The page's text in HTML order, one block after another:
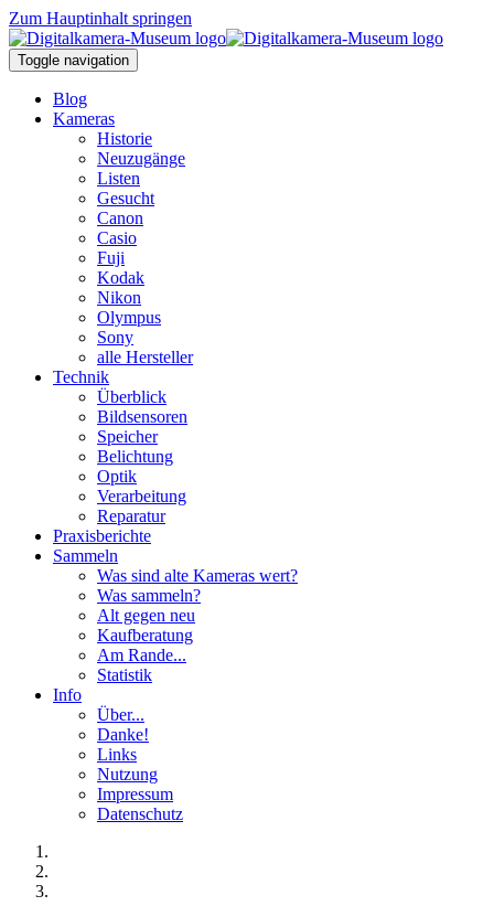
Zum Hauptinhalt springen
Toggle navigation
Blog
Kameras
Historie
Neuzugänge
Listen
Gesucht
Canon
Casio
Fuji
Kodak
Nikon
Olympus
Sony
alle Hersteller
Technik
Überblick
Bildsensoren
Speicher
Belichtung
Optik
Verarbeitung
Reparatur
Praxisberichte
Sammeln
Was sind alte Kameras wert?
Was sammeln?
Alt gegen neu
Kaufberatung
Am Rande...
Statistik
Info
Über...
Danke!
Links
Nutzung
Impressum
Datenschutz